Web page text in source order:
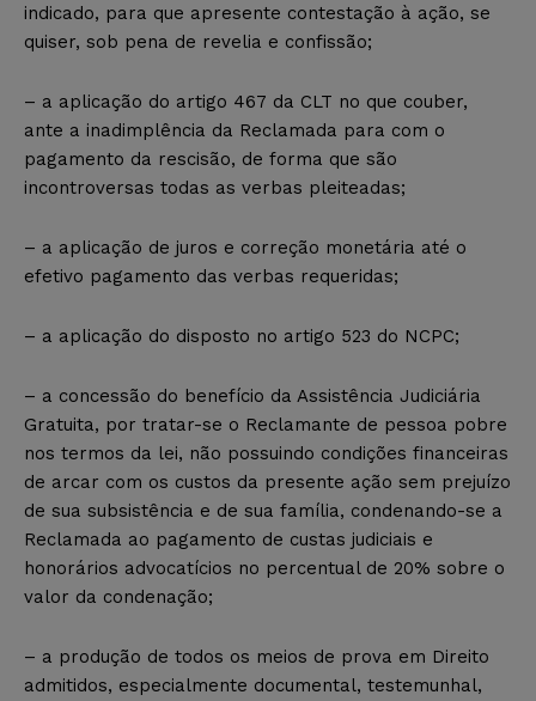
indicado, para que apresente contestação à ação, se
quiser, sob pena de revelia e confissão;
– a aplicação do artigo 467 da CLT no que couber,
ante a inadimplência da Reclamada para com o
pagamento da rescisão, de forma que são
incontroversas todas as verbas pleiteadas;
– a aplicação de juros e correção monetária até o
efetivo pagamento das verbas requeridas;
– a aplicação do disposto no artigo 523 do NCPC;
– a concessão do benefício da Assistência Judiciária
Gratuita, por tratar-se o Reclamante de pessoa pobre
nos termos da lei, não possuindo condições financeiras
de arcar com os custos da presente ação sem prejuízo
de sua subsistência e de sua família, condenando-se a
Reclamada ao pagamento de custas judiciais e
honorários advocatícios no percentual de 20% sobre o
valor da condenação;
– a produção de todos os meios de prova em Direito
admitidos, especialmente documental, testemunhal,